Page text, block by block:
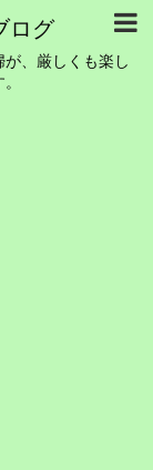
ログ
、厳しくも楽し